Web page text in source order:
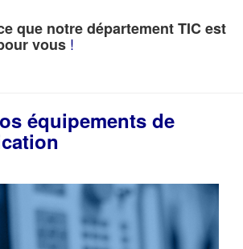
que notre département TIC est
vous !
équipements de